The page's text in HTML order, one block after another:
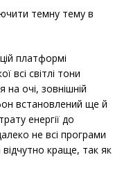
темну тему в
платформі
всі світлі тони
очі, зовнішній
встановлений ще й
енергії до
не всі програми
краще, так як